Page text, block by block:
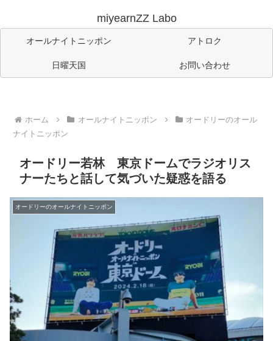
miyearnZZ Labo
オールナイトニッポン アトロク
日曜天国 お問い合わせ
ホーム オールナイトニッポン
オードリーのオール
ナイトニッポン
オードリー若林 東京ドームでラジオリス
ナーたちと話して気づいた疑惑を語る
オードリーのオールナイトニッポン